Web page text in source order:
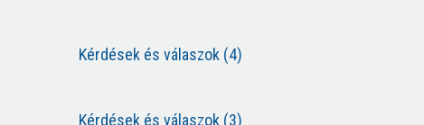
Kérdések és válaszok (4)
Kérdések és válaszok (3)